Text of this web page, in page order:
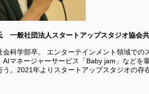
一般社団法人スタートアップスタジオ協会
会科学部卒。 エンターテインメント領域で
AIマネージャーサービス「Baby jam」など
う。2021年よりスタートアップスタジオの存